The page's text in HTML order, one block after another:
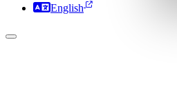
English